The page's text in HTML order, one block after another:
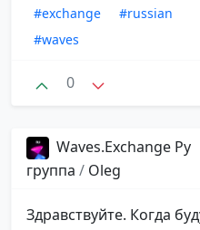
#exchange
#russian
#waves
0
Waves.Exchange Ру
группа / Oleg
Здравствуйте. Когда